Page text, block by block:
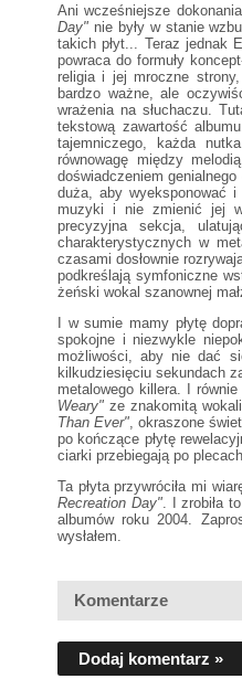
Ani wcześniejsze
Day" nie były w stanie
takich płyt... Teraz jednak
powraca do formuły
religia i jej mroczne
bardzo ważne, ale
wrażenia na słuchaczu.
tekstową zawartość
tajemniczego, każda
równowagę między
doświadczeniem
duża, aby wyeksponować
muzyki i nie zmienić jej
precyzyjna sekcja,
charakterystycznych w
czasami dosłownie
podkreślają symfoniczne
żeński wokal szanownej
I w sumie mamy płytę
spokojne i niezwykle
możliwości, aby nie dać
kilkudziesięciu sekundach
metalowego killera. I
Weary" ze znakomitą
Than Ever" , okraszone
po kończące płytę
ciarki przebiegają po
Ta płyta przywróciła mi
Recreation Day". I zrobiła
albumów roku 2004.
wysłałem.
Komentarze
Dodaj komentarz »